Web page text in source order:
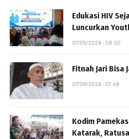
Edukasi HIV
Luncurkan
07/08/2026 - 09:00
Fitnah Jari Bisa
07/08/2026 - 07:49
Kodim
Katarak,